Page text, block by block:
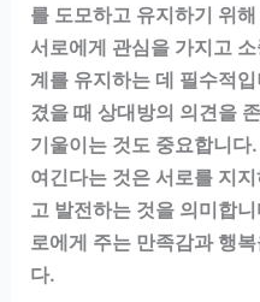
를 도모하고 유지하기 위
서로에게 관심을 가지고
계를 유지하는 데 필수적
겼을 때 상대방의 의견을
기울이는 것도 중요합니
여긴다는 것은 서로를 지
고 발전하는 것을 의미합
로에게 주는 만족감과 행
다.